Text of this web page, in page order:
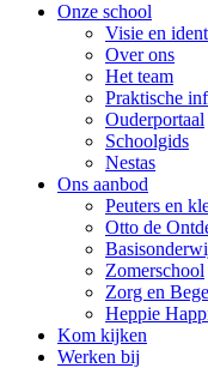
Onze school
Visie en
Over ons
Het team
Praktische
Ouderportaal
Schoolgids
Nestas
Ons aanbod
Peuters en
Otto de
Zomerschool
Zorg en
Heppie
Kom kijken
Werken bij